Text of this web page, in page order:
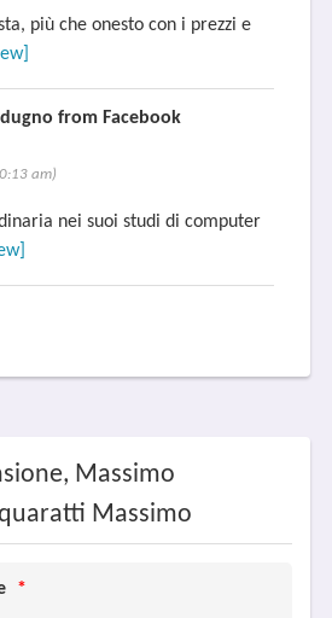
più che onesto con i prezzi e
from Facebook
am)
nei suoi studi di computer
Massimo
Massimo
*